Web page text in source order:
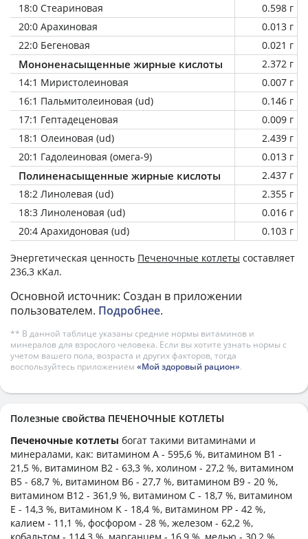
18:0 Стеариновая
0.598 г
20:0 Арахиновая
0.013 г
22:0 Бегеновая
0.021 г
Мононенасыщенные жирные кислоты
2.372 г
14:1 Миристолеиновая
0.007 г
16:1 Пальмитолеиновая (ud)
0.146 г
17:1 Гептадеценовая
0.009 г
18:1 Олеиновая (ud)
2.439 г
20:1 Гадолеиновая (омега-9)
0.013 г
Полиненасыщенные жирные кислоты
2.437 г
18:2 Линолевая (ud)
2.355 г
18:3 Линоленовая (ud)
0.016 г
20:4 Арахидоновая (ud)
0.103 г
Энергетическая ценность Печеночные котлеты составляет
236,3 кКал.
Основной источник: Создан в приложении
пользователем. Подробнее.
** В данной таблице указаны средние нормы витаминов и
минералов для взрослого человека. Если вы хотите узнать нормы с
учетом вашего пола, возраста и других факторов, тогда
воспользуйтесь приложением «Мой здоровый рацион».
Полезные свойства ПЕЧЕНОЧНЫЕ КОТЛЕТЫ
Печеночные котлеты богат такими витаминами и
минералами, как: витамином А - 595,6 %, витамином B1 -
21,5 %, витамином B2 - 63,3 %, холином - 27,2 %, витамином
B5 - 68,7 %, витамином B6 - 27,7 %, витамином B9 - 20 %,
витамином B12 - 361,9 %, витамином C - 18,7 %, витамином
E - 14,3 %, витамином K - 18,4 %, витамином PP - 42 %,
калием - 11,1 %, фосфором - 28 %, железом - 62,2 %,